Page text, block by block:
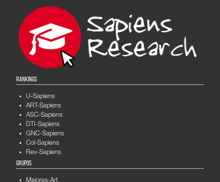
RANKINGS
U-Sapiens
ART-Sapiens
ASC-Sapiens
DTI-Sapiens
GNC-Sapiens
Col-Sapiens
Rev-Sapiens
GRUPOS